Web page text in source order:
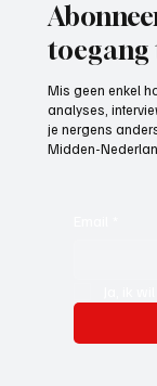
toegang
Mis geen enkel
analyses,
je nergens
Midden-